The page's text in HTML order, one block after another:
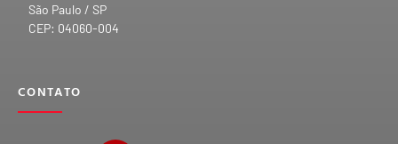
São Paulo / SP
CEP: 04060-004
CONTATO